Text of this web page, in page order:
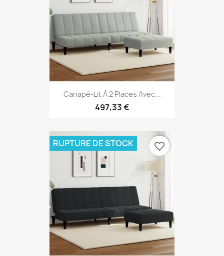
Canapé-Lit À 2 Places Avec...
497,33 €
RUPTURE DE STOCK favorite_border